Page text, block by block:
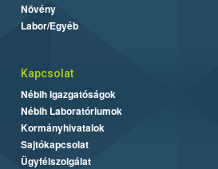
Növény
Labor/Egyéb
Kapcsolat
Nébih Igazgatóságok
Nébih Laboratóriumok
Kormányhivatalok
Sajtókapcsolat
Ügyfélszolgálat